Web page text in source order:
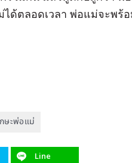
ด้ตลอดเวลา พ่อแม่จะพร้
ษะพ่อแม่
Line